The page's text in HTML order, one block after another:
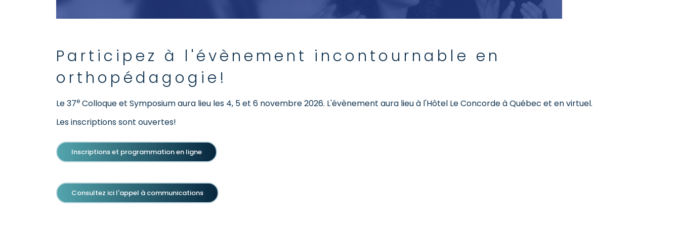
Participez à l'évènement incontournable en
orthopédagogie!
Le 37e Colloque et Symposium aura lieu les 4, 5 et 6 novembre 2026. L'évènement aura lieu à l'Hôtel Le Concorde à Québec et en virtuel.
Les inscriptions sont ouvertes!
Inscriptions et programmation en ligne
Consultez ici l'appel à communications